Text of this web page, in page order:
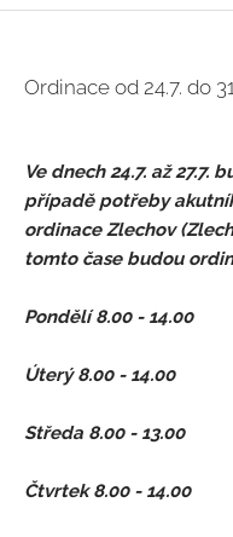
Ordinace od 24.7. do
Ve dnech 24.7. až 27.7.
případě potřeby
ordinace Zlechov
tomto čase budou
Pondělí 8.00 - 14.00
Úterý 8.00 - 14.00
Středa 8.00 - 13.00
Čtvrtek 8.00 - 14.00